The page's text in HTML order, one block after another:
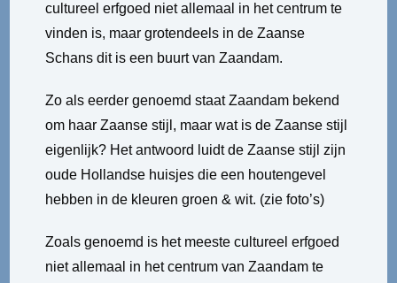
cultureel erfgoed niet allemaal in het centrum te
vinden is, maar grotendeels in de Zaanse
Schans dit is een buurt van Zaandam.
Zo als eerder genoemd staat Zaandam bekend
om haar Zaanse stijl, maar wat is de Zaanse stijl
eigenlijk? Het antwoord luidt de Zaanse stijl zijn
oude Hollandse huisjes die een houtengevel
hebben in de kleuren groen & wit. (zie foto’s)
Zoals genoemd is het meeste cultureel erfgoed
niet allemaal in het centrum van Zaandam te